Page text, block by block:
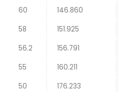
60
146.860
58
151.925
56.2
156.791
55
160.211
50
176.233